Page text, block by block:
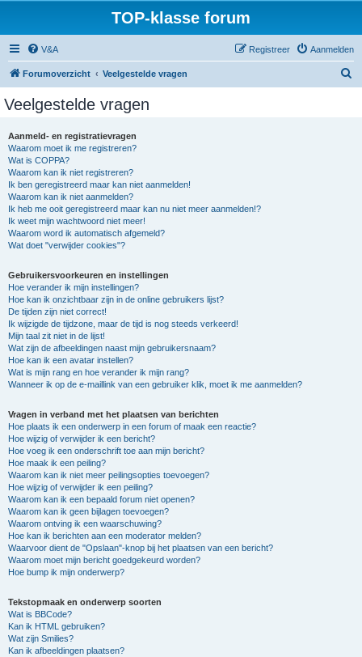
TOP-klasse forum
V&A Aanmelden
Registreer
Forumoverzicht Veelgestelde vragen
Veelgestelde vragen
Aanmeld- en registratievragen
Waarom moet ik me registreren?
Wat is COPPA?
Waarom kan ik niet registreren?
Ik ben geregistreerd maar kan niet aanmelden!
Waarom kan ik niet aanmelden?
Ik heb me ooit geregistreerd maar kan nu niet meer aanmelden!?
Ik weet mijn wachtwoord niet meer!
Waarom word ik automatisch afgemeld?
Wat doet "verwijder cookies"?
Gebruikersvoorkeuren en instellingen
Hoe verander ik mijn instellingen?
Hoe kan ik onzichtbaar zijn in de online gebruikers lijst?
De tijden zijn niet correct!
Ik wijzigde de tijdzone, maar de tijd is nog steeds verkeerd!
Mijn taal zit niet in de lijst!
Wat zijn de afbeeldingen naast mijn gebruikersnaam?
Hoe kan ik een avatar instellen?
Wat is mijn rang en hoe verander ik mijn rang?
Wanneer ik op de e-maillink van een gebruiker klik, moet ik me aanmelden?
Vragen in verband met het plaatsen van berichten
Hoe plaats ik een onderwerp in een forum of maak een reactie?
Hoe wijzig of verwijder ik een bericht?
Hoe voeg ik een onderschrift toe aan mijn bericht?
Hoe maak ik een peiling?
Waarom kan ik niet meer peilingsopties toevoegen?
Hoe wijzig of verwijder ik een peiling?
Waarom kan ik een bepaald forum niet openen?
Waarom kan ik geen bijlagen toevoegen?
Waarom ontving ik een waarschuwing?
Hoe kan ik berichten aan een moderator melden?
Waarvoor dient de "Opslaan"-knop bij het plaatsen van een bericht?
Waarom moet mijn bericht goedgekeurd worden?
Hoe bump ik mijn onderwerp?
Tekstopmaak en onderwerp soorten
Wat is BBCode?
Kan ik HTML gebruiken?
Wat zijn Smilies?
Kan ik afbeeldingen plaatsen?